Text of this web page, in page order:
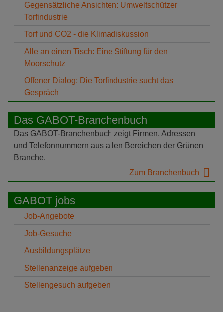
Gegensätzliche Ansichten: Umweltschützer
Torfindustrie
Torf und CO2 - die Klimadiskussion
Alle an einen Tisch: Eine Stiftung für den
Moorschutz
Offener Dialog: Die Torfindustrie sucht das
Gespräch
Das GABOT-Branchenbuch
Das GABOT-Branchenbuch zeigt Firmen, Adressen
und Telefonnummern aus allen Bereichen der Grünen
Branche.
Zum Branchenbuch
GABOT jobs
Job-Angebote
Job-Gesuche
Ausbildungsplätze
Stellenanzeige aufgeben
Stellengesuch aufgeben